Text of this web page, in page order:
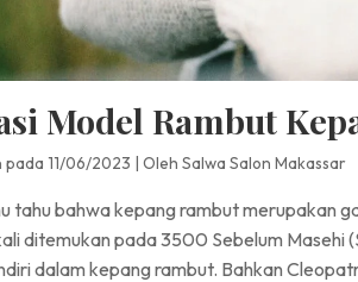
Model Rambut
pada 11/06/2023 | Oleh Salwa Salon Makassar
tahu bahwa kepang rambut merupakan
ditemukan pada 3500 Sebelum Masehi
dalam kepang rambut. Bahkan